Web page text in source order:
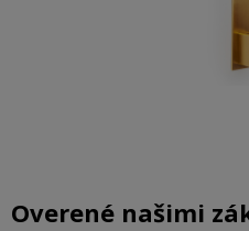
Overené našimi